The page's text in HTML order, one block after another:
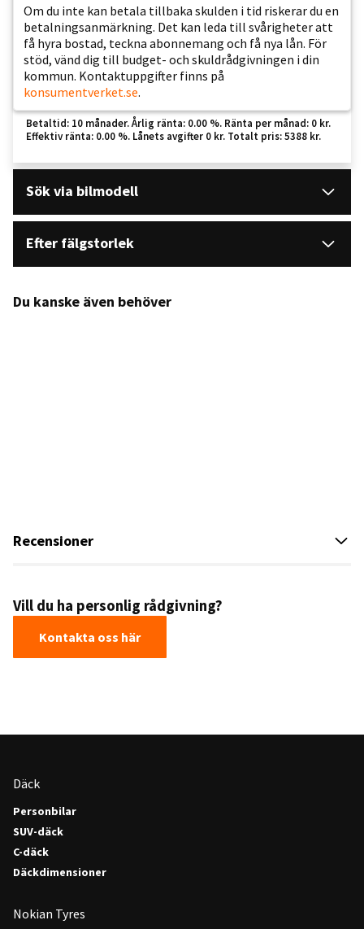
Om du inte kan betala tillbaka skulden i tid riskerar du en
betalningsanmärkning. Det kan leda till svårigheter att
få hyra bostad, teckna abonnemang och få nya lån. För
stöd, vänd dig till budget- och skuldrådgivningen i din
kommun. Kontaktuppgifter finns på
konsumentverket.se.
Betaltid: 10 månader. Årlig ränta: 0.00 %. Ränta per månad: 0 kr.
Effektiv ränta: 0.00 %. Lånets avgifter 0 kr. Totalt pris: 5388 kr.
Sök via bilmodell
Efter fälgstorlek
Du kanske även behöver
Recensioner
Vill du ha personlig rådgivning?
Kontakta oss här
Däck
Personbilar
SUV-däck
C-däck
Däckdimensioner
Nokian Tyres